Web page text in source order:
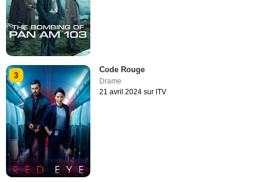
3
Code Rouge
Drame
21 avril 2024 sur ITV